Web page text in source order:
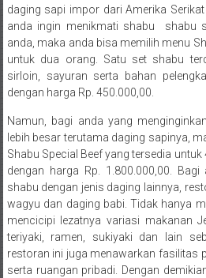
daging sapi impor dari Amerika
anda ingin menikmati shabu  shabu
anda, maka anda bisa memilih menu
untuk dua orang. Satu set shabu
sirloin, sayuran serta bahan
dengan harga Rp. 450.000,00.
Namun, bagi anda yang
lebih besar terutama daging sapinya,
Shabu Special Beef yang tersedia
dengan harga Rp. 1.800.000,00.
shabu dengan jenis daging lainnya,
wagyu dan daging babi. Tidak hanya
mencicipi lezatnya variasi makanan
teriyaki, ramen, sukiyaki dan lain
restoran ini juga menawarkan fasilitas
serta ruangan pribadi. Dengan